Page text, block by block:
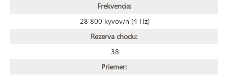
Frekvencia:
28 800 kyvov/h (4 Hz)
Rezerva chodu:
38
Priemer: